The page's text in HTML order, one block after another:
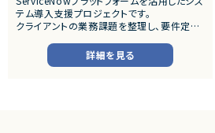
テム導入支援プロジェクトです。
クライアントの業務課題を整理し、要件定義
だきます。
詳細を見る